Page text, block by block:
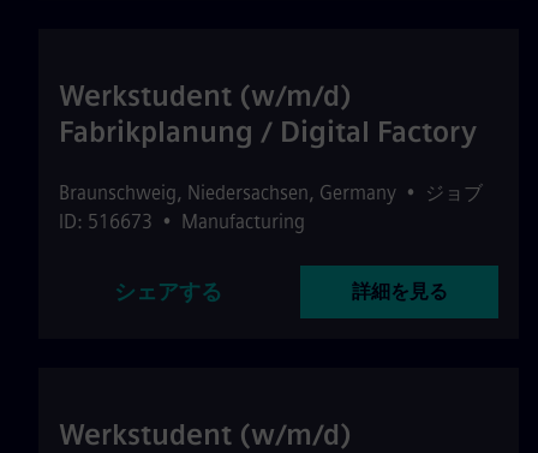
Werkstudent (w/m/d)
Fabrikplanung / Digital Factory
Braunschweig, Niedersachsen, Germany •
ジョブ
ID: 516673 • Manufacturing
シェアする 詳細を見る
Werkstudent (w/m/d)